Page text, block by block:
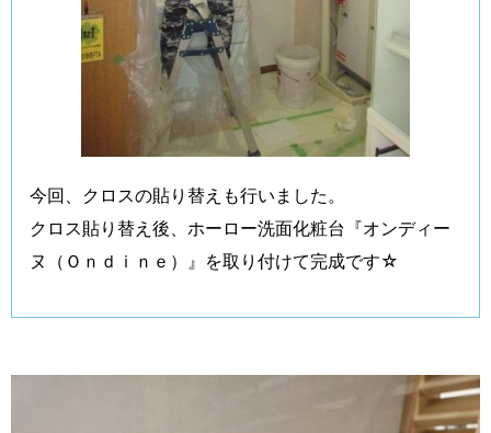
今回、クロスの貼り替えも行いました。
クロス貼り替え後、ホーロー洗面化粧台『オンディー
ヌ（Ｏｎｄｉｎｅ）』を取り付けて完成です☆